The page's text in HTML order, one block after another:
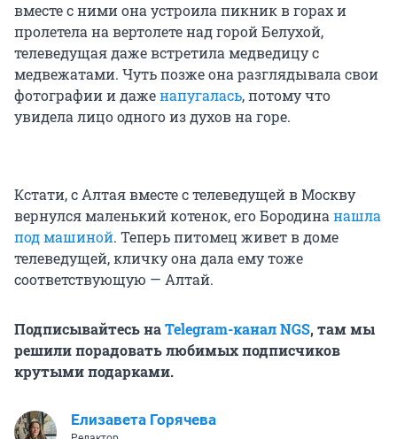
вместе с ними она устроила пикник в горах и
пролетела на вертолете над горой Белухой,
телеведущая даже встретила медведицу с
медвежатами. Чуть позже она разглядывала свои
фотографии и даженапугалась, потому что
увидела лицо одного из духов на горе.
Кстати, с Алтая вместе с телеведущей в Москву
вернулся маленький котенок, его Бородина нашла
под машиной. Теперь питомец живет в доме
телеведущей, кличку она дала ему тоже
соответствующую — Алтай.
Подписывайтесь наTelegram-канал NGS, там мы
решили порадовать любимых подписчиков
крутыми подарками.
Елизавета Горячева